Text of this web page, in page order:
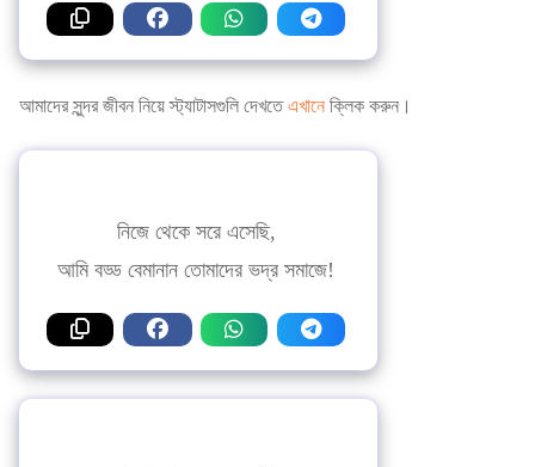
আমাদের সুন্দর জীবন নিয়ে স্ট্যাটাসগুলি দেখতেএখানেক্লিক করুন।
নিজে থেকে সরে এসেছি,
আমি বড্ড বেমানান তোমাদের ভদ্র সমাজে!